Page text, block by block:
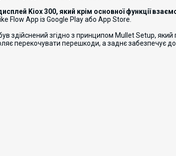
Kiox 300, який крім основної функції
Flow App із Google Play або App Store.
був здійснений згідно з принципом Mullet Setup,
перекочувати перешкоди, а заднє забезпечує